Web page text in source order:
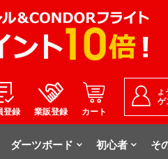
登録 業販登録 カート
よ
ゲ
ダーツボード 初心者 そ